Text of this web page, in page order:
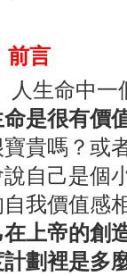
前言
人生命中
是很有價
貴嗎？或
自己是個
我價值感
上帝的創
計劃裡是多